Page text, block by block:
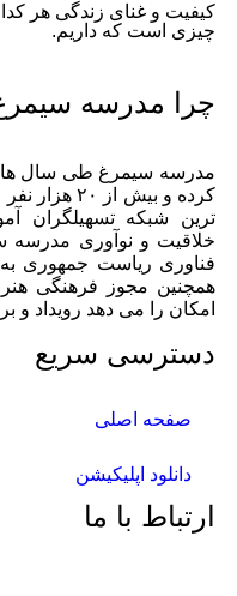
کیفیت و غنای زندگی هر
چیزی است که داریم.
چرا مدرسه
مدرسه سیمرغ طی سال
کرده و بیش
ترین شبکه تسهیلگران
خلاقیت و نوآوری مدرسه
فناوری ریاست جمهوری
همچنین مجوز فرهنگی
امکان را می دهد رویداد و
دسترسی سریع
صفحه اصلی
دانلود اپلیکیشن
ارتباط با ما